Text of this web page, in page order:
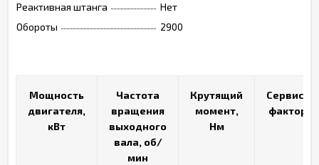
Реактивная штанга
Нет
Обороты
2900
Мощность
двигателя,
кВт
Частота
вращения
выходного
вала, об/
мин
Крутящий
момент,
Нм
Сервис-
фактор
Мощность
двигателя,
кВт
Частота
вращения
выходного
вала, об/
мин
Крутящий
момент,
Нм
Сервис-
фактор